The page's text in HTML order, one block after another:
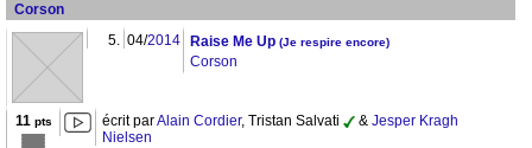
Corson
5. 04/2014 Raise Me Up (Je respire encore)
Corson
11 pts écrit parAlain Cordier, Tristan Salvati & Jesper Kragh
Nielsen